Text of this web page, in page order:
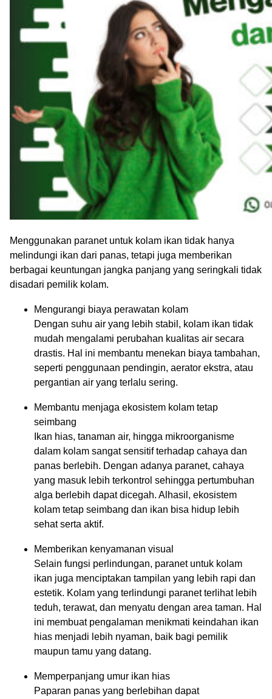
Menggunakan paranet untuk kolam ikan tidak hanya
melindungi ikan dari panas, tetapi juga memberikan
berbagai keuntungan jangka panjang yang seringkali tidak
disadari pemilik kolam.
Mengurangi biaya perawatan kolam
Dengan suhu air yang lebih stabil, kolam ikan tidak
mudah mengalami perubahan kualitas air secara
drastis. Hal ini membantu menekan biaya tambahan,
seperti penggunaan pendingin, aerator ekstra, atau
pergantian air yang terlalu sering.
Membantu menjaga ekosistem kolam tetap
seimbang
Ikan hias, tanaman air, hingga mikroorganisme
dalam kolam sangat sensitif terhadap cahaya dan
panas berlebih. Dengan adanya paranet, cahaya
yang masuk lebih terkontrol sehingga pertumbuhan
alga berlebih dapat dicegah. Alhasil, ekosistem
kolam tetap seimbang dan ikan bisa hidup lebih
sehat serta aktif.
Memberikan kenyamanan visual
Selain fungsi perlindungan, paranet untuk kolam
ikan juga menciptakan tampilan yang lebih rapi dan
estetik. Kolam yang terlindungi paranet terlihat lebih
teduh, terawat, dan menyatu dengan area taman. Hal
ini membuat pengalaman menikmati keindahan ikan
hias menjadi lebih nyaman, baik bagi pemilik
maupun tamu yang datang.
Memperpanjang umur ikan hias
Paparan panas yang berlebihan dapat